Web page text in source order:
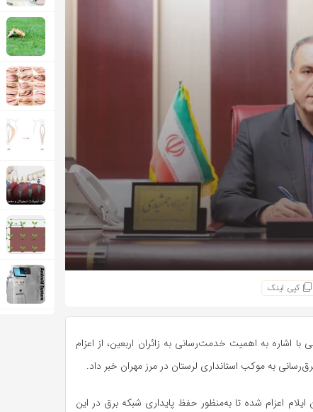
کپی لینک
اشاره به اهمیت خدمت‌رسانی به زائران اربعین، از اعزام
به موکب استانداری لرستان در مرز مهران خبر داد.
اعزام شده تا به‌منظور حفظ پایداری شبکه برق در این